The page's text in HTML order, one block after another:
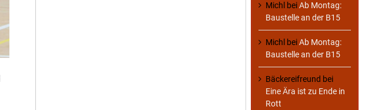
Michl beiAb Montag:
Baustelle an der B15
Michl beiAb Montag:
Baustelle an der B15
Bäckereifreund bei
Eine Ära ist zu Ende in
Rott